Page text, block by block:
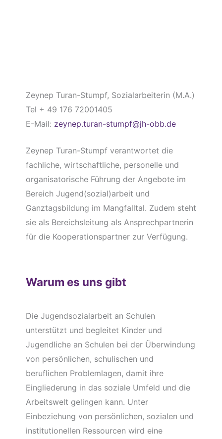
Zeynep Turan-Stumpf, Sozialarbeiterin (M.A.)
Tel + 49 176 72001405
E-Mail: zeynep.turan-stumpf@jh-obb.de
Zeynep Turan-Stumpf verantwortet die
fachliche, wirtschaftliche, personelle und
organisatorische Führung der Angebote im
Bereich Jugend(sozial)arbeit und
Ganztagsbildung im Mangfalltal. Zudem steht
sie als Bereichsleitung als Ansprechpartnerin
für die Kooperationspartner zur Verfügung.
Warum es uns gibt
Die Jugendsozialarbeit an Schulen
unterstützt und begleitet Kinder und
Jugendliche an Schulen bei der Überwindung
von persönlichen, schulischen und
beruflichen Problemlagen, damit ihre
Eingliederung in das soziale Umfeld und die
Arbeitswelt gelingen kann. Unter
Einbeziehung von persönlichen, sozialen und
institutionellen Ressourcen wird eine